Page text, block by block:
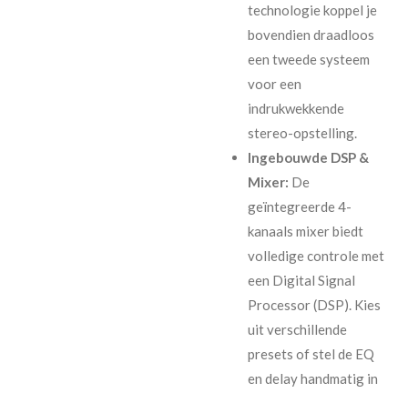
technologie koppel je
bovendien draadloos
een tweede systeem
voor een
indrukwekkende
stereo-opstelling.
Ingebouwde DSP &
Mixer: De
geïntegreerde 4-
kanaals mixer biedt
volledige controle met
een Digital Signal
Processor (DSP). Kies
uit verschillende
presets of stel de EQ
en delay handmatig in